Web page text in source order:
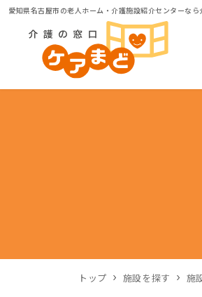
愛知県名古屋市の老人ホーム・介護施設紹介センターな
トップ 施設を探す 施